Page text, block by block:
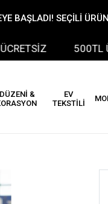
BAŞLADI! SEÇİLİ
500TL
&
EV
TEKSTİLİ